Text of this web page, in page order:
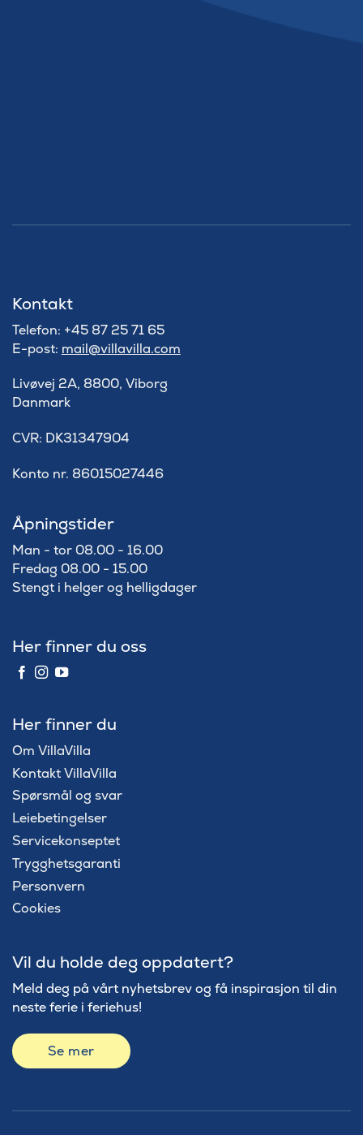
Kontakt
Telefon: +45 87 25 71 65
E-post: mail@villavilla.com
Livøvej 2A, 8800, Viborg
Danmark
​CVR: DK31347904
Konto nr. 86015027446
Åpningstider
Man - tor 08.00 - 16.00
Fredag 08.00 - 15.00
Stengt i helger og helligdager
Her finner du oss
Her finner du
Om VillaVilla
Kontakt VillaVilla
Spørsmål og svar
Leiebetingelser
Servicekonseptet
Trygghetsgaranti
Personvern
Cookies
Vil du holde deg oppdatert?
Meld deg på vårt nyhetsbrev og få inspirasjon til din
neste ferie i feriehus!
Se mer